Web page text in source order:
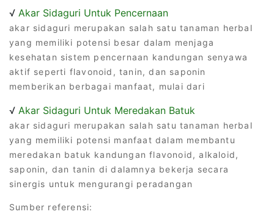
√ Akar Sidaguri Untuk Pencernaan
akar sidaguri merupakan salah satu tanaman herbal
yang memiliki potensi besar dalam menjaga
kesehatan sistem pencernaan kandungan senyawa
aktif seperti flavonoid, tanin, dan saponin
memberikan berbagai manfaat, mulai dari
√ Akar Sidaguri Untuk Meredakan Batuk
akar sidaguri merupakan salah satu tanaman herbal
yang memiliki potensi manfaat dalam membantu
meredakan batuk kandungan flavonoid, alkaloid,
saponin, dan tanin di dalamnya bekerja secara
sinergis untuk mengurangi peradangan
Sumber referensi: